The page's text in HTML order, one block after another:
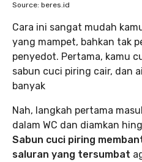
Source: beres.id
Cara ini sangat mudah
yang mampet, bahkan tak
penyedot. Pertama, kamu
sabun cuci piring cair, dan
banyak
Nah, langkah pertama
dalam WC dan diamkan
Sabun cuci piring
saluran yang tersumbat